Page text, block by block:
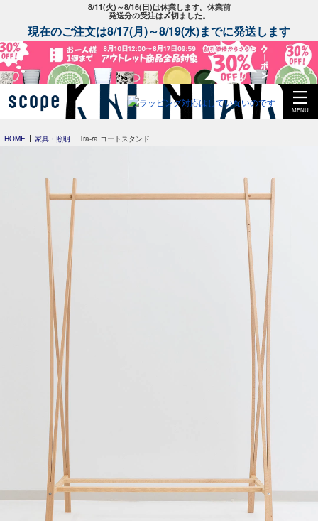
8/11(火)～8/16(日)は休業します。休業前
発送分の受注は〆切ました。
現在のご注文は8/17(月)～8/19(水)までに発送します
MENU
HOME 家具・照明 Tra-ra コートスタンド